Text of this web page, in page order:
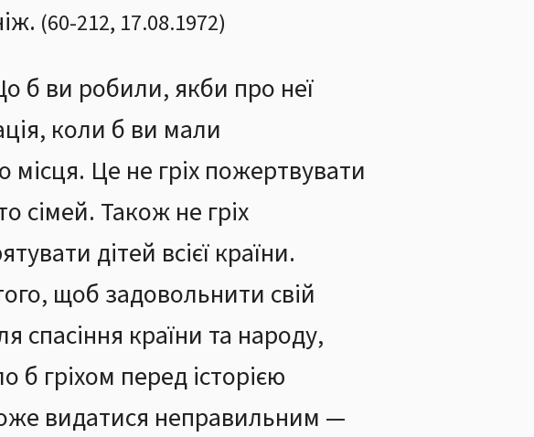
(60-212, 17.08.1972)
б ви робили, якби про неї
коли б ви мали
місця. Це не гріх пожертвувати
сімей. Також не гріх
дітей всієї країни.
щоб задовольнити свій
спасіння країни та народу,
гріхом перед історією
видатися неправильним —